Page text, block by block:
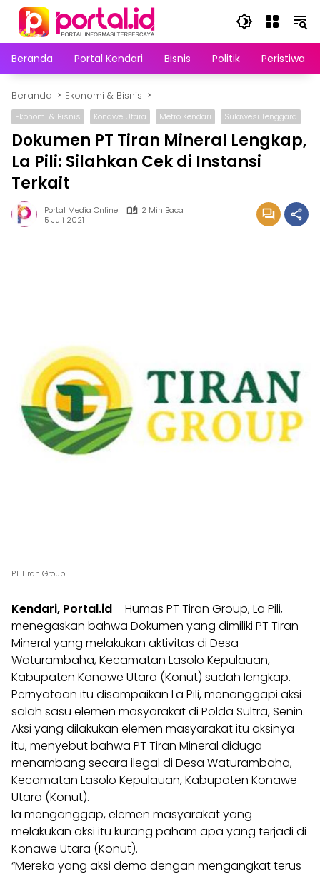
Langsung
konten
Beranda
Portal Kendari Bisnis Politik Peristiwa
Beranda Ekonomi & Bisnis
Ekonomi & Bisnis Konawe Utara Metro Kendari Sulawesi Tenggara
Dokumen PT Tiran Mineral Lengkap,
La Pili: Silahkan Cek di Instansi
Terkait
Portal Media Online
2 Min Baca
5 Juli 2021
PT Tiran Group
Kendari, Portal.id – Humas PT Tiran Group, La Pili,
menegaskan bahwa Dokumen yang dimiliki PT Tiran
Mineral yang melakukan aktivitas di Desa
Waturambaha, Kecamatan Lasolo Kepulauan,
Kabupaten Konawe Utara (Konut) sudah lengkap.
Pernyataan itu disampaikan La Pili, menanggapi aksi
salah sasu elemen masyarakat di Polda Sultra, Senin.
Aksi yang dilakukan elemen masyarakat itu aksinya
itu, menyebut bahwa PT Tiran Mineral diduga
menambang secara ilegal di Desa Waturambaha,
Kecamatan Lasolo Kepulauan, Kabupaten Konawe
Utara (Konut).
Ia menganggap, elemen masyarakat yang
melakukan aksi itu kurang paham apa yang terjadi di
Konawe Utara (Konut).
“Mereka yang aksi demo dengan mengangkat terus